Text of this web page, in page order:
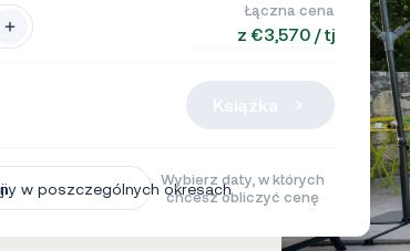
Łączna cena
z €3,570 / tj
w poszczególnych okresachWybierz daty, w których
chcesz obliczyć cenę